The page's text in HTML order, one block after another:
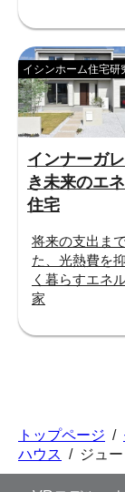
インナーガ
き未来のエ
住宅
イシンホーム住宅研
将来の支出ま
た、光熱費を
く暮らすエネ
家
トップページ /
ハウス / ジュ